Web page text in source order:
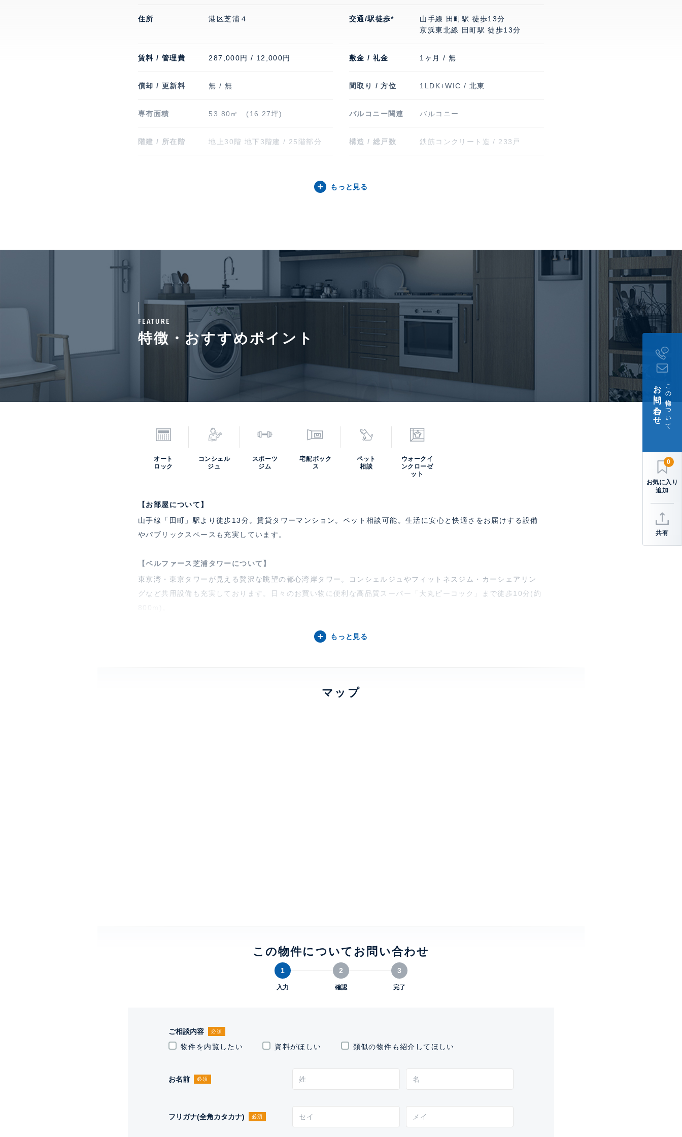
住所 港区芝浦４ 交通/駅徒歩*
山手線 田町駅 徒歩13分
京浜東北線 田町駅 徒歩13分
賃料 / 管理費 287,000円 / 12,000円 敷金 / 礼金 1ヶ月 / 無
償却 / 更新料 無 / 無 間取り / 方位 1LDK+WIC / 北東
専有面積 53.80㎡ (16.27坪) バルコニー関連 バルコニー
階建 / 所在階 地上30階 地下3階建 / 25階部分 構造 / 総戸数 鉄筋コンクリート造 / 233戸
定期借家契約 契約期間（期日）
入居諸条件
ペット相談(犬・猫2匹まで。)、 住
居兼事務所不可、 保証会社必須
備考
■鍵交換費用が別途発生いたします。■口座振替の場合手数料が発生いたします。■ペット飼育時敷金1ヶ月積み増し
になります。■保証会社必須。【月次型】初回保証料:契約時月額賃料等の40%、継続保証料:毎月月額賃料等の1%
(※保証委託最低金額 初回5万円、継続 月次1000円)。【年次型】初回保証料:契約時月額賃料等の50%、継続保
証料:毎年1万円。※契約型は保証会社による。
情報更新日 2026年8月7日 次回更新予定日 2026年8月21日
*「交通/駅徒歩」とは、当該物件の最寄駅(路線)、バス停、およびそこまでの徒歩所要時間を表示します。
もっと見る
FEATURE
特徴・おすすめポイント
オート
ロック
コンシェル
ジュ
スポーツ
ジム
宅配ボック
ス
ペット
相談
ウォークイ
ンクローゼ
ット
【お部屋について】
山手線「田町」駅より徒歩13分。賃貸タワーマンション。ペット相談可能。生活に安心と快適さをお届けする設備
やパブリックスペースも充実しています。
【ベルファース芝浦タワーについて】
東京湾・東京タワーが見える贅沢な眺望の都心湾岸タワー。コンシェルジュやフィットネスジム・カーシェアリン
グなど共用設備も充実しております。日々のお買い物に便利な高品質スーパー「大丸ピーコック」まで徒歩10分(約
部屋設備
エアコン、 給湯、 室内洗濯機置場、 浴室乾燥機、 追焚、 バストイレ別、 洗面所独立、 クロー
CATV、 BS、 CS、 ■トランクルームの最新の空区画情報、料金等はお問い合わせ下さい。
もっと見る
マップ
この物件についてお問い合わせ
1
入力
2
確認
3
完了
ご相談内容 必須
物件を内覧したい 資料がほしい 類似の物件も紹介してほしい
お名前 必須
フリガナ(全角カタカナ) 必須
この物件について
お問い合わせ
0
共有